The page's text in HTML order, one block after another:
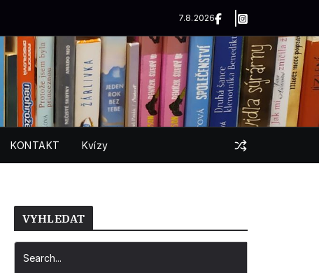
7.8.2026
KONTAKT Kvízy
VYHLEDAT